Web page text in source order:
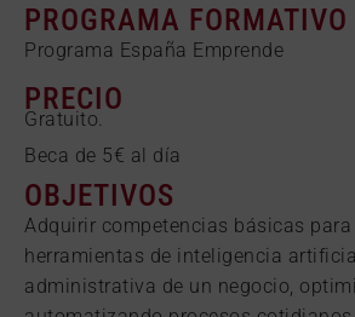
PROGRAMA FORMATIVO
Programa España Emprende
PRECIO
Gratuito.
Beca de 5€ al día
OBJETIVOS
Adquirir competencias básicas
herramientas de inteligencia
administrativa de un negocio,